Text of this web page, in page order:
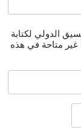
الدولي لكتابة
غير متاحة في هذه